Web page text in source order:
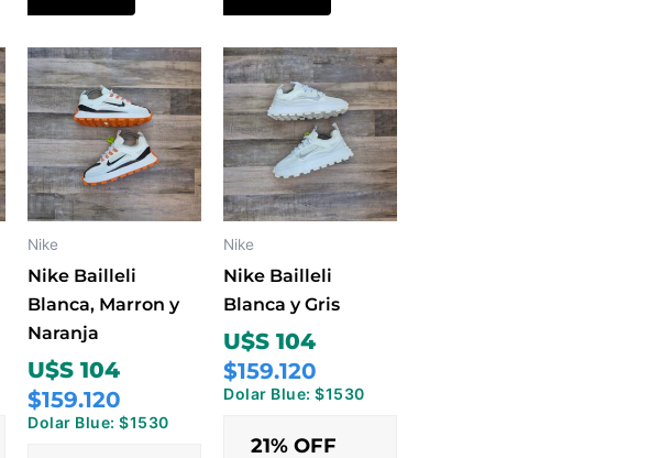
Nike
Nike Bailleli
Blanca, Marron y
Naranja
U$S 104
$159.120
Dolar Blue: $1530
Este
producto
tiene
múltiples
variantes.
Las
elegir
de
Nike
Nike Bailleli
Blanca y Gris
U$S 104
$159.120
Dolar Blue: $1530
21% OFF
Este
producto
tiene
múltiples
variantes.
Las
página
de